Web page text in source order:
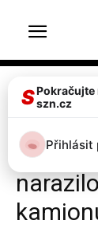
Doprava &
FOTO:
D46 u
SPokračujte
szn.cz
Přihlásit